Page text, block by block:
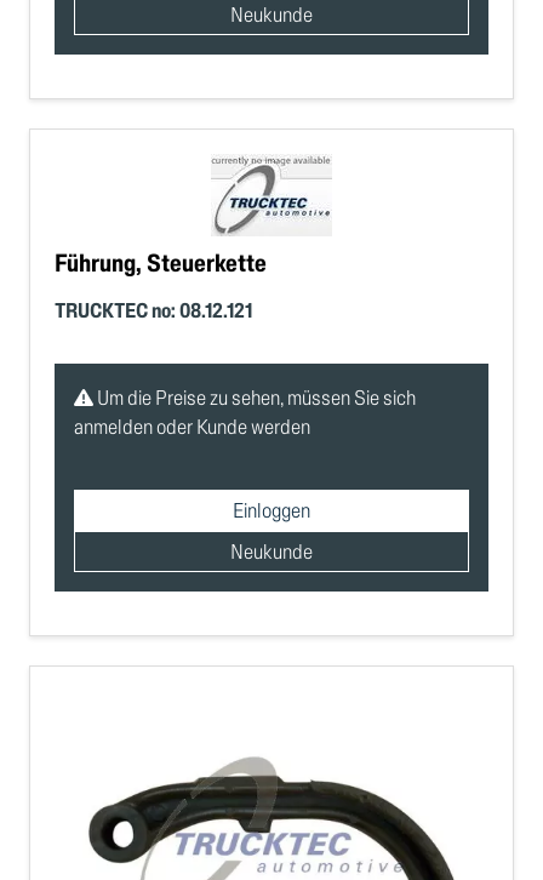
Neukunde
Führung, Steuerkette
TRUCKTEC no: 08.12.121
Um die Preise zu sehen, müssen Sie sich
anmelden oder Kunde werden
Einloggen
Neukunde